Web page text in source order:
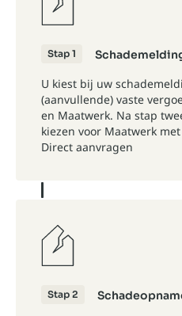
Stap 1
U kiest bij uw
(aanvullende) vaste
en Maatwerk. Na stap
kiezen voor Maatwerk
Direct aanvragen
Stap 2